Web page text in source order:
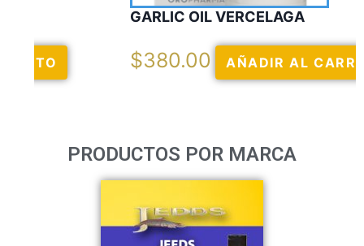
GARLIC OIL VERCELAGA
$ AÑADIR AL CARRITO
PRODUCTOS POR MARCA